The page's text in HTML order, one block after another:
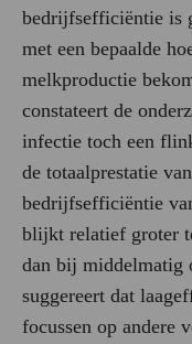
bedrijfsefficiëntie is
met een bepaalde
melkproductie
constateert de
infectie toch een
de totaalprestatie
bedrijfsefficiëntie
blijkt relatief groter
dan bij middelmatig
suggereert dat
focussen op andere